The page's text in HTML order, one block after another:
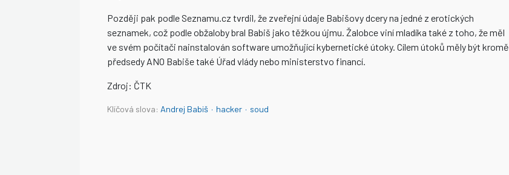
Později pak podle Seznamu.cz tvrdil, že zveřejní údaje Babišovy dcery na jedné z erotických
seznamek, což podle obžaloby bral Babiš jako těžkou újmu. Žalobce viní mladíka také z toho, že měl
ve svém počítači nainstalován software umožňující kybernetické útoky. Cílem útoků měly být kromě
předsedy ANO Babiše také Úřad vlády nebo ministerstvo financí.
Zdroj: ČTK
Klíčová slova: Andrej Babiš · hacker · soud